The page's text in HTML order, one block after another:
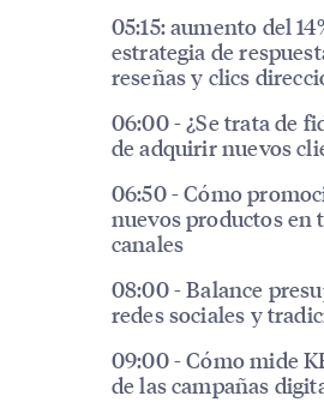
05:15: aumento del
estrategia de
reseñas y clics
06:00 - ¿Se trata de
de adquirir nuevos
06:50 - Cómo
nuevos productos en
canales
08:00 - Balance
redes sociales y
09:00 - Cómo mide
de las campañas